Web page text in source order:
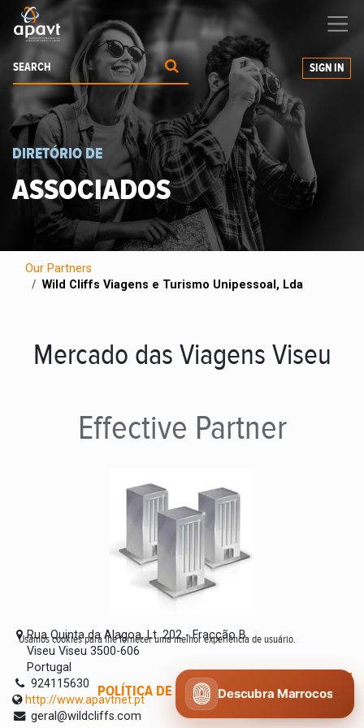
grow your business
SIGN IN
DIRETÓRIO DE
ASSOCIADOS
Our Partners
Wild Cliffs Viagens e Turismo Unipessoal, Lda
Mercado das Viagens Viseu
Effective Partner
Rua Quinta da Alagoa, Lt. 202 - Fracção B
Viseu Viseu 3500-606
Portugal
924115630
http://www.apavtnet.pt
geral@wildcliffs.com
Usamos cookies para lhe fornecer uma melhor experiência de usuário.
POLÍTICA DE COOKIES CONCORDO
Descubra Marrocos